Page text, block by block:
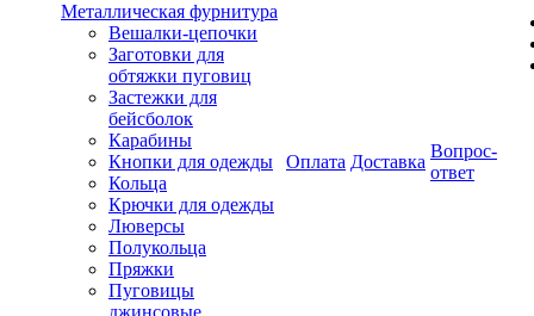
Металлическая фурнитура
Вешалки-цепочки
Заготовки для
обтяжки пуговиц
Застежки для
бейсболок
Карабины
Кнопки для одежды
Кольца
Крючки для одежды
Люверсы
Полукольца
Пряжки
Пуговицы
джинсовые
Оплата Доставка
Вопрос-
ответ